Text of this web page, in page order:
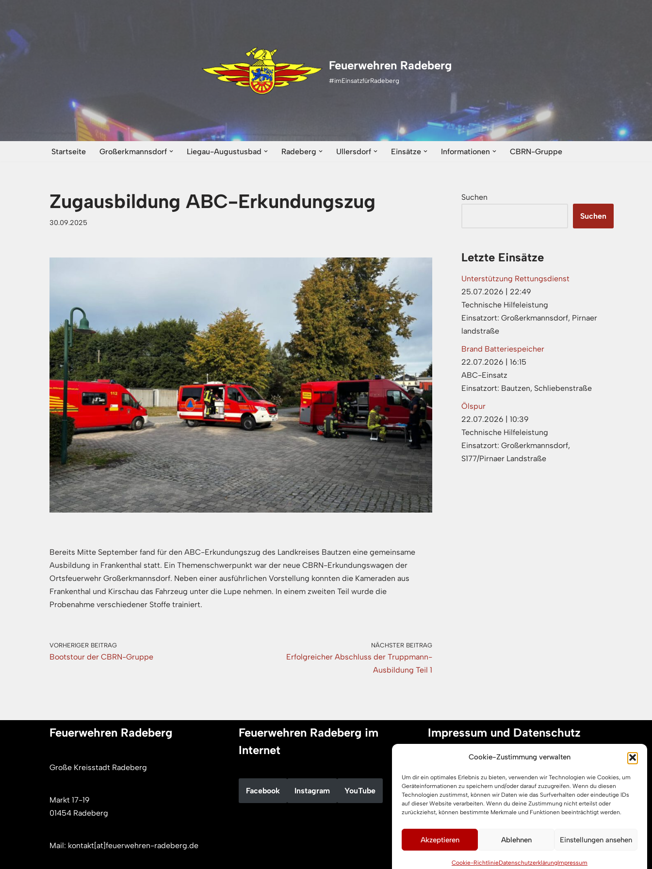
Cookie-Zustimmung verwalten
Um dir ein optimales Erlebnis zu bieten, verwenden wir Technologien wie Cookies, um
Geräteinformationen zu speichern und/oder darauf zuzugreifen. Wenn du diesen
Technologien zustimmst, können wir Daten wie das Surfverhalten oder eindeutige IDs
auf dieser Website verarbeiten. Wenn du deine Zustimmung nicht erteilst oder
zurückziehst, können bestimmte Merkmale und Funktionen beeinträchtigt werden.
Akzeptieren Ablehnen Einstellungen ansehen
Cookie-RichtlinieDatenschutzerklärungImpressum
Zum
Inhalt
springen
Feuerwehren Radeberg
#imEinsatzfürRadeberg
Startseite Großerkmannsdorf Liegau-Augustusbad Radeberg Ullersdorf Einsätze Informationen CBRN-Gruppe
Zugausbildung ABC-Erkundungszug
30.09.2025
Bereits Mitte September fand für den ABC-Erkundungszug des Landkreises Bautzen eine gemeinsame
Ausbildung in Frankenthal statt. Ein Themenschwerpunkt war der neue CBRN-Erkundungswagen der
Ortsfeuerwehr Großerkmannsdorf. Neben einer ausführlichen Vorstellung konnten die Kameraden aus
Frankenthal und Kirschau das Fahrzeug unter die Lupe nehmen. In einem zweiten Teil wurde die
Probenahme verschiedener Stoffe trainiert.
VORHERIGER BEITRAG
Bootstour der CBRN-Gruppe
NÄCHSTER BEITRAG
Erfolgreicher Abschluss der Truppmann-
Ausbildung Teil 1
Suchen
Suchen
Letzte Einsätze
Unterstützung Rettungsdienst
25.07.2026 | 22:49
Technische Hilfeleistung
Einsatzort: Großerkmannsdorf, Pirnaer
landstraße
Brand Batteriespeicher
22.07.2026 | 16:15
ABC-Einsatz
Einsatzort: Bautzen, Schliebenstraße
Ölspur
22.07.2026 | 10:39
Technische Hilfeleistung
Einsatzort: Großerkmannsdorf,
S177/Pirnaer Landstraße
Feuerwehren Radeberg
Große Kreisstadt Radeberg
Markt 17-19
01454 Radeberg
Mail: kontakt[at]feuerwehren-radeberg.de
Feuerwehren Radeberg im
Internet
Facebook Instagram YouTube
Impressum und Datenschutz
Datenschutzerklärung
Cookie-Richtlinie (EU)